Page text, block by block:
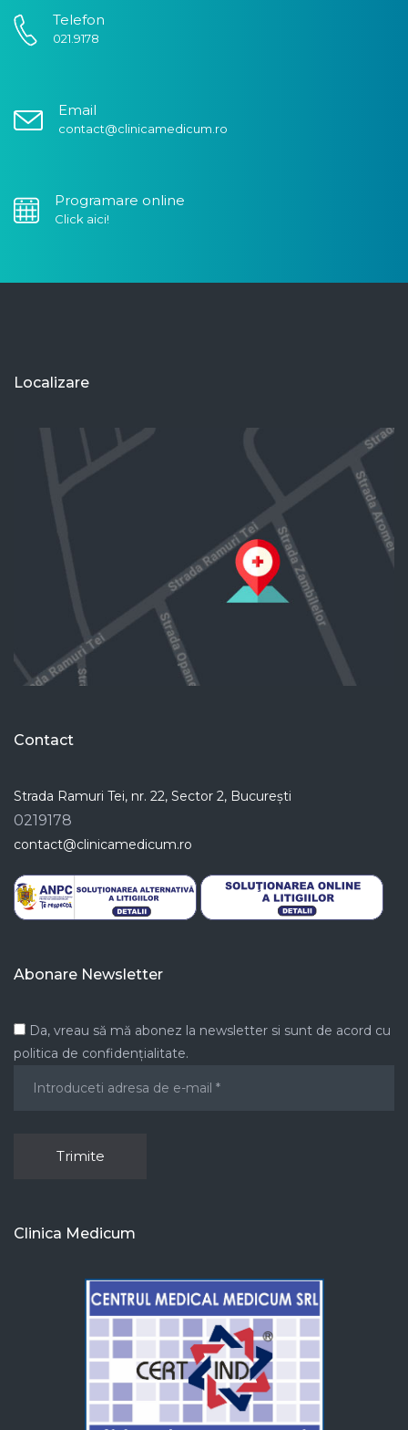
Telefon
021.9178
Email
contact@clinicamedicum.ro
Programare online
Click aici!
Localizare
Contact
Strada Ramuri Tei, nr. 22, Sector 2, București
0219178
contact@clinicamedicum.ro
Abonare Newsletter
Da, vreau să mă abonez la newsletter si sunt de acord cu
politica de confidențialitate.
Clinica Medicum